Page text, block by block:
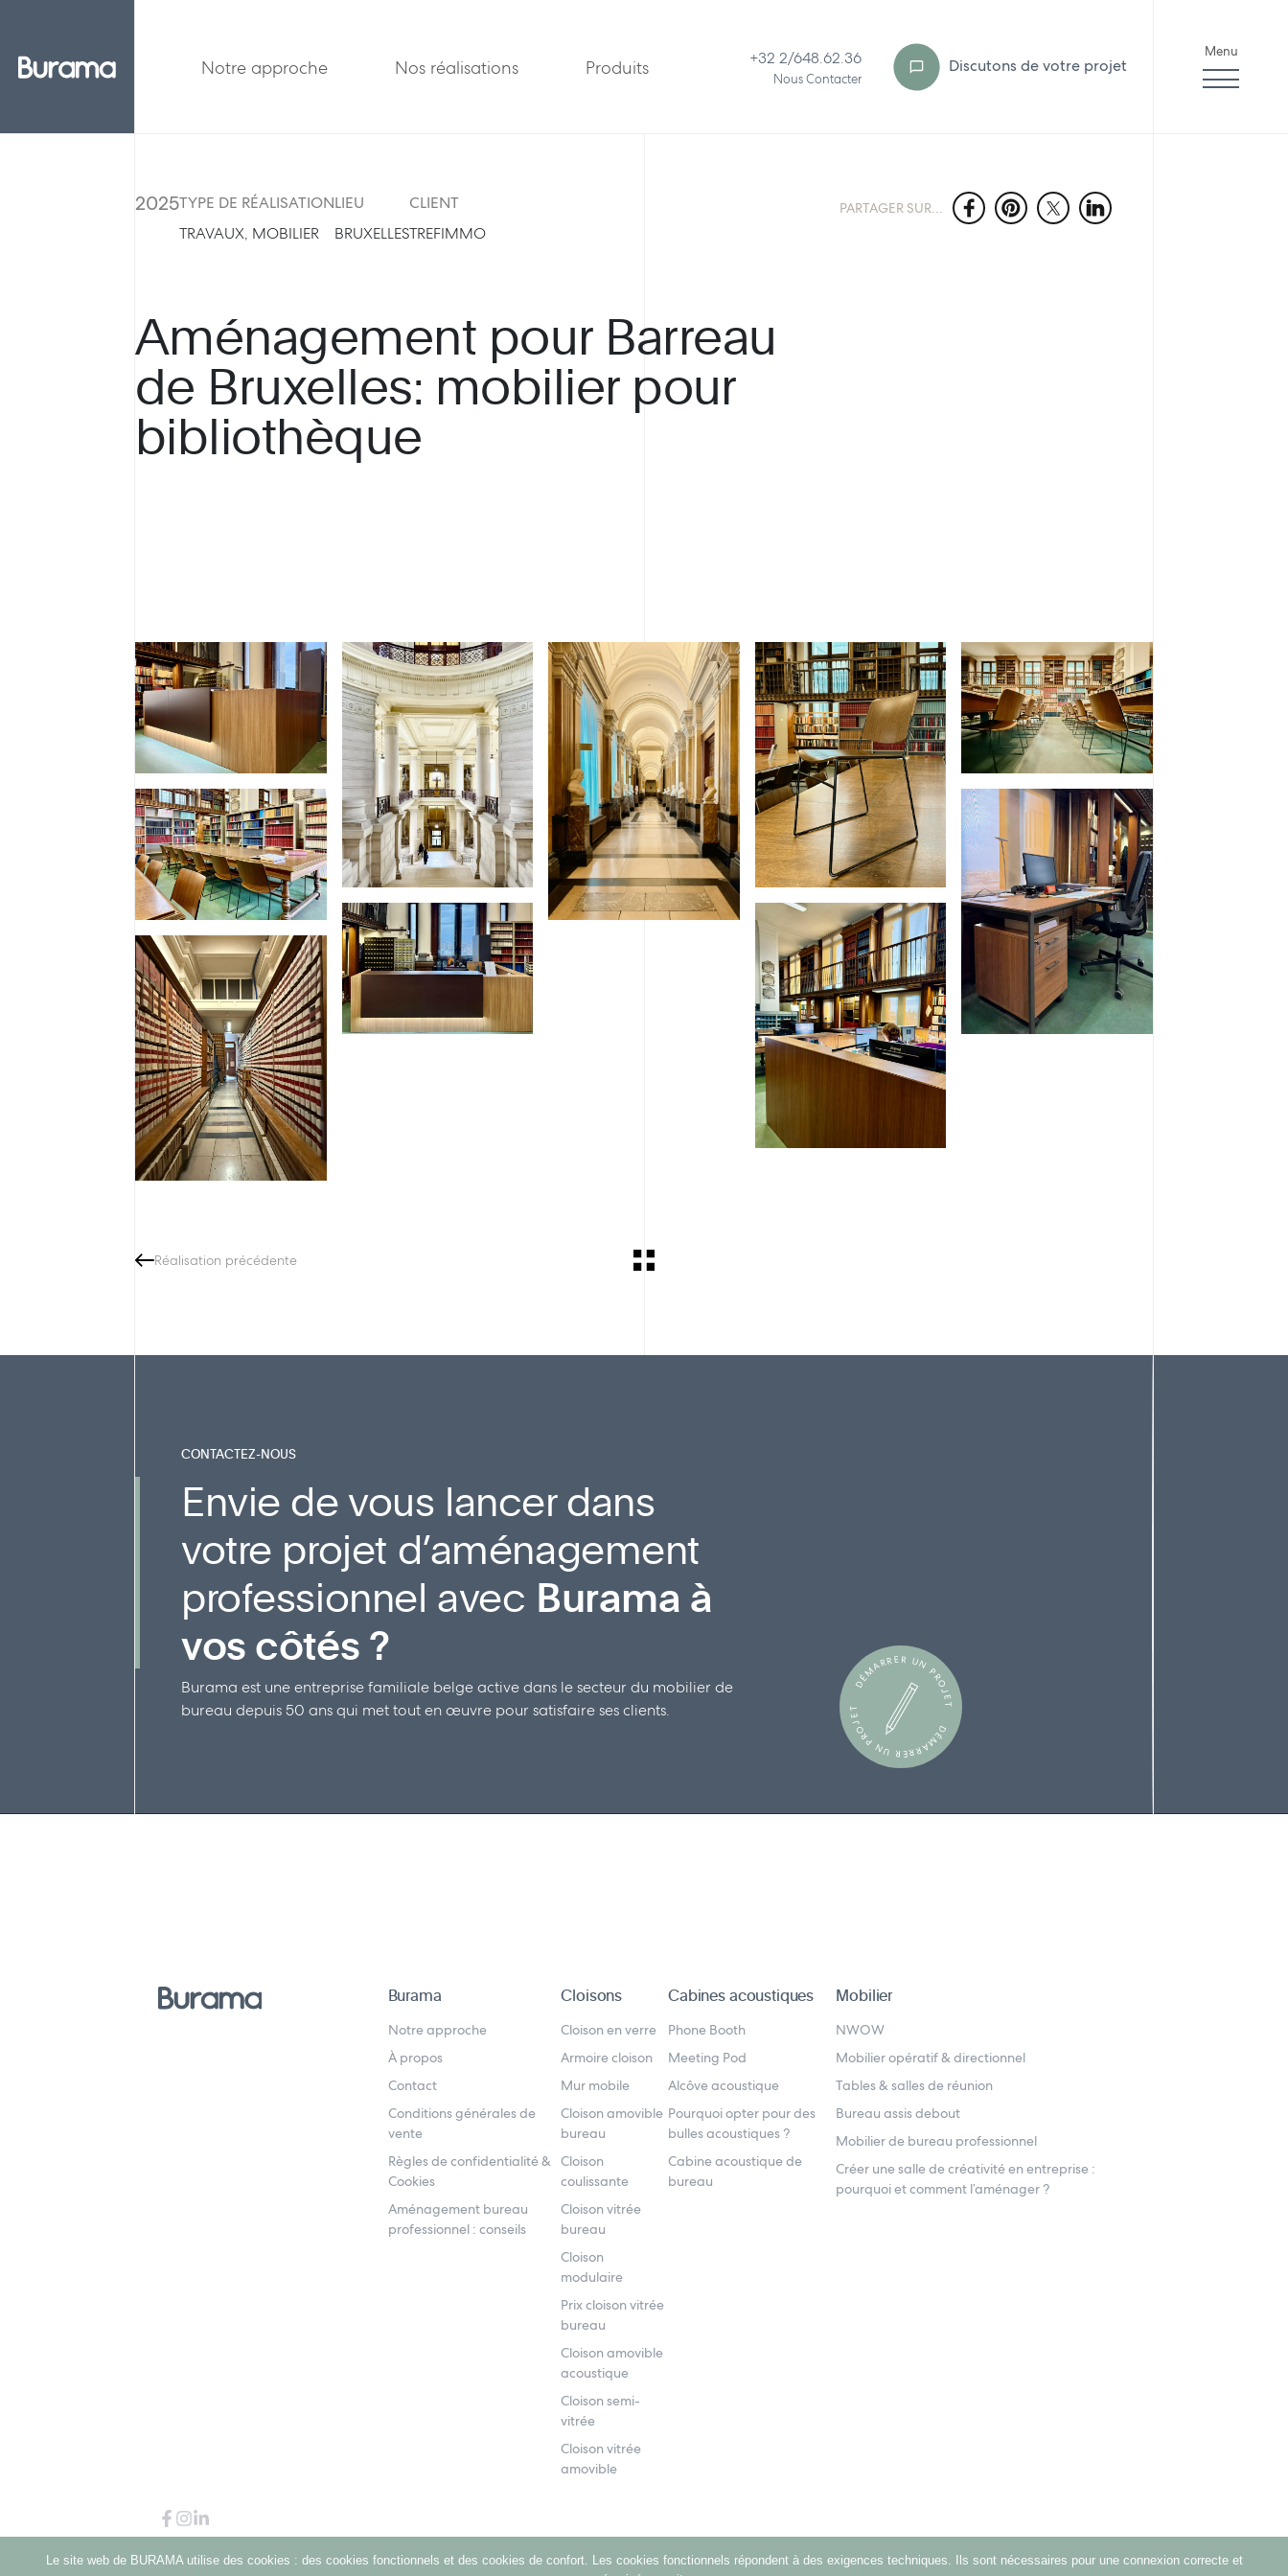
Notre approche Nos réalisations Produits +32 2/648.62.36
Nous Contacter
Discutons de votre projet
Menu
CLIENT
TREFIMMO
2025TYPE DE RÉALISATION
TRAVAUX, MOBILIER
LIEU
BRUXELLES
PARTAGER SUR...
Aménagement pour Barreau
de Bruxelles: mobilier pour
bibliothèque
Réalisation précédente
CONTACTEZ-NOUS
Envie de vous lancer dans
votre projet d’aménagement
professionnel avec Burama à
vos côtés ?
Burama est une entreprise familiale belge active dans le secteur du mobilier de
bureau depuis 50 ans qui met tout en œuvre pour satisfaire ses clients.
DÉMARRER UN PROJET
DÉMARRER UN PROJET
Burama
Notre approche
À propos
Contact
Conditions générales de
vente
Règles de confidentialité &
Cookies
Aménagement bureau
professionnel : conseils
Cloisons
Cloison en verre
Armoire cloison
Mur mobile
Cloison amovible
bureau
Cloison
coulissante
Cloison vitrée
bureau
Cloison
modulaire
Prix cloison vitrée
bureau
Cloison amovible
acoustique
Cloison semi-
vitrée
Cloison vitrée
amovible
Cabines acoustiques
Phone Booth
Meeting Pod
Alcôve acoustique
Pourquoi opter pour des
bulles acoustiques ?
Cabine acoustique de
bureau
Mobilier
NWOW
Mobilier opératif & directionnel
Tables & salles de réunion
Bureau assis debout
Mobilier de bureau professionnel
Créer une salle de créativité en entreprise :
pourquoi et comment l’aménager ?
Le site web de BURAMA utilise des cookies : des cookies fonctionnels et des cookies de confort. Les cookies fonctionnels répondent à des exigences techniques. Ils sont nécessaires pour une connexion correcte et